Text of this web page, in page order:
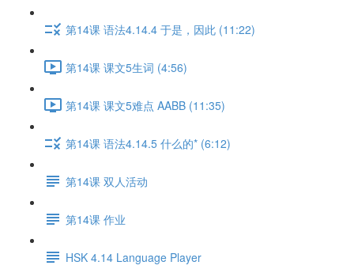
第14课 语法4.14.4 于是，因此 (11:22)
第14课 课文5生词 (4:56)
第14课 课文5难点 AABB (11:35)
第14课 语法4.14.5 什么的* (6:12)
第14课 双人活动
第14课 作业
HSK 4.14 Language Player